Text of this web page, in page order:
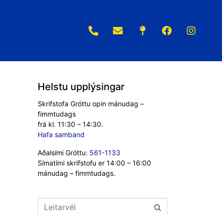
Helstu upplýsingar
Skrifstofa Gróttu opin mánudag –
fimmtudags
frá kl. 11:30 – 14:30.
Hafa samband
Aðalsími Gróttu: 561-1133
Símatími skrifstofu er 14:00 – 16:00
mánudag – fimmtudags.